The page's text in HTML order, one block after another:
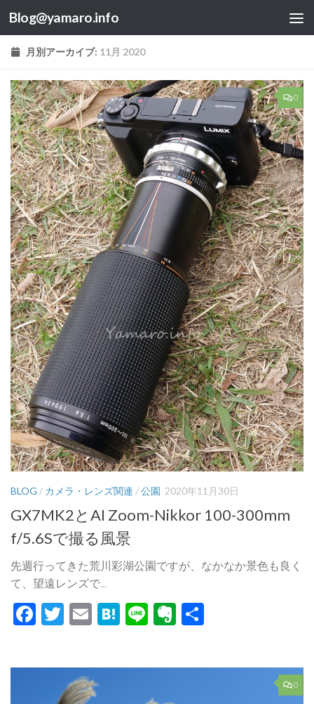
コンテンツへスキップ
Blog@yamaro.info
月別アーカイブ: 11月 2020
0
BLOG / カメラ・レンズ関連 /公園 2020年11月30日
GX7MK2とAI Zoom-Nikkor 100-300mm
f/5.6Sで撮る風景
先週行ってきた荒川彩湖公園ですが、なかなか景色も良く
て、望遠レンズで...
Facebook
Twitter
EmailHatena
LineEvernote
0